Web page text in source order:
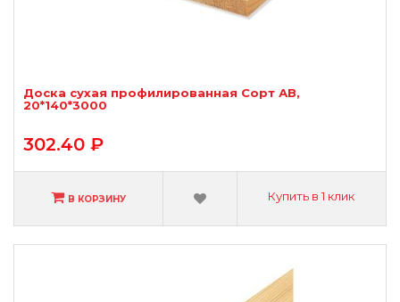
Доска сухая профилированная Сорт АВ,
20*140*3000
302.40 ₽
В КОРЗИНУ Купить в 1 клик